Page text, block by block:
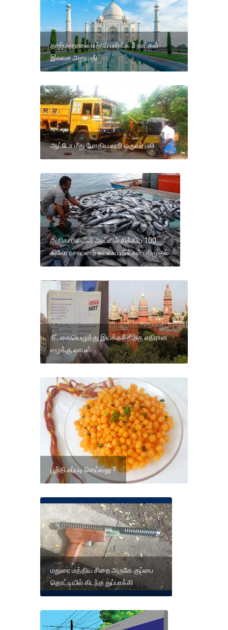
தாஜ்மஹாலை சுற்றிப் பார்க்க 3 நாட்கள்
இலவச அனுமதி
ஆட்டோ மீது மோதிய லாரி ஒருவர் பலி
அதிகாரிகளின் ஆய்வில் சிக்கிய 100
கிலோ ரசாயனம் தடவிய மீன்கள் பறிமுதல்
நீட் கையெழுத்து இயக்கத்திற்கு எதிரான
வழக்கு வாபஸ்
பூந்தி எப்படி செய்வது ?
மதுரை மத்திய சிறை அருகே குப்பை
தொட்டியில் கிடந்த துப்பாக்கி